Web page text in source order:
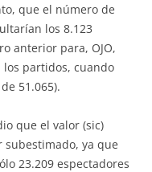
que el número de
los 8.123
anterior para, OJO,
los partidos, cuando
51.065).
que el valor (sic)
subestimado, ya que
23.209 espectadores